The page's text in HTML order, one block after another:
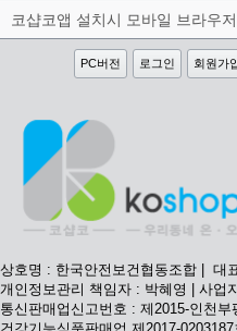
PC버전 로그인 회원가
상호명 : 한국안전보건협동조합 | 대
개인정보관리 책임자 : 박혜영 | 사업
통신판매업신고번호 : 제2015-인천부